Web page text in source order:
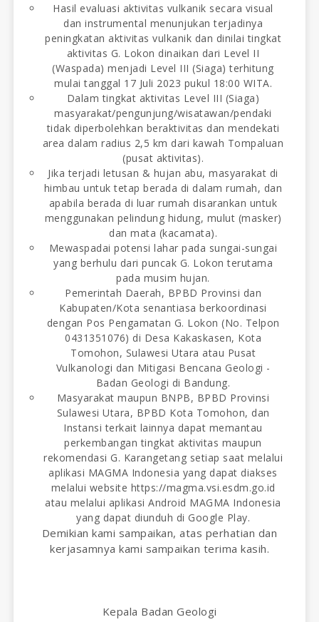
Hasil evaluasi aktivitas vulkanik secara visual
dan instrumental menunjukan terjadinya
peningkatan aktivitas vulkanik dan dinilai tingkat
aktivitas G. Lokon dinaikan dari Level II
(Waspada) menjadi Level III (Siaga) terhitung
mulai tanggal 17 Juli 2023 pukul 18:00 WITA.
Dalam tingkat aktivitas Level III (Siaga)
masyarakat/pengunjung/wisatawan/pendaki
tidak diperbolehkan beraktivitas dan mendekati
area dalam radius 2,5 km dari kawah Tompaluan
(pusat aktivitas).
Jika terjadi letusan & hujan abu, masyarakat di
himbau untuk tetap berada di dalam rumah, dan
apabila berada di luar rumah disarankan untuk
menggunakan pelindung hidung, mulut (masker)
dan mata (kacamata).
Mewaspadai potensi lahar pada sungai-sungai
yang berhulu dari puncak G. Lokon terutama
pada musim hujan.
Pemerintah Daerah, BPBD Provinsi dan
Kabupaten/Kota senantiasa berkoordinasi
dengan Pos Pengamatan G. Lokon (No. Telpon
0431351076) di Desa Kakaskasen, Kota
Tomohon, Sulawesi Utara atau Pusat
Vulkanologi dan Mitigasi Bencana Geologi -
Badan Geologi di Bandung.
Masyarakat maupun BNPB, BPBD Provinsi
Sulawesi Utara, BPBD Kota Tomohon, dan
Instansi terkait lainnya dapat memantau
perkembangan tingkat aktivitas maupun
rekomendasi G. Karangetang setiap saat melalui
aplikasi MAGMA Indonesia yang dapat diakses
melalui website https://magma.vsi.esdm.go.id
atau melalui aplikasi Android MAGMA Indonesia
yang dapat diunduh di Google Play.
Demikian kami sampaikan, atas perhatian dan
kerjasamnya kami sampaikan terima kasih.
Kepala Badan Geologi